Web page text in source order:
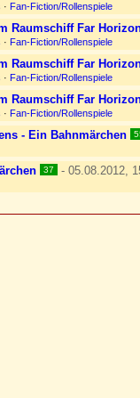
· Fan-Fiction/Rollenspiele
Raumschiff Far
· Fan-Fiction/Rollenspiele
Raumschiff Far
· Fan-Fiction/Rollenspiele
Raumschiff Far
· Fan-Fiction/Rollenspiele
- Ein Bahnmärchen
37 - 05.08.2012,